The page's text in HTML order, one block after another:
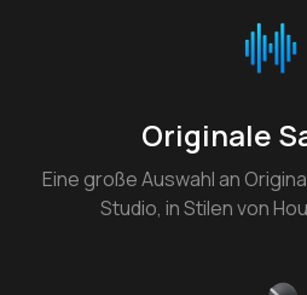
Originale
Eine große Auswahl an
Studio, in Stilen von